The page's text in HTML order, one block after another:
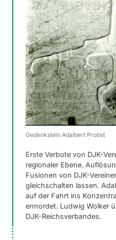
Gedenkstein Adalbert Probst
Erste Verbote von DJK-
regionaler Ebene.
Fusionen von DJK-
gleichschalten lassen.
auf der Fahrt ins
ermordet. Ludwig Wolker
DJK-Reichsverbandes.